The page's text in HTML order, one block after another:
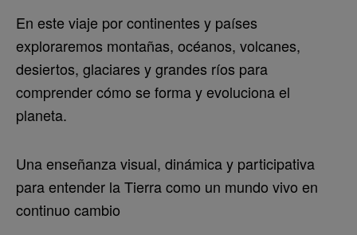
En este viaje por continentes y países
exploraremos montañas, océanos, volcanes,
desiertos, glaciares y grandes ríos para
comprender cómo se forma y evoluciona el
planeta.
Una enseñanza visual, dinámica y participativa
para entender la Tierra como un mundo vivo en
continuo cambio